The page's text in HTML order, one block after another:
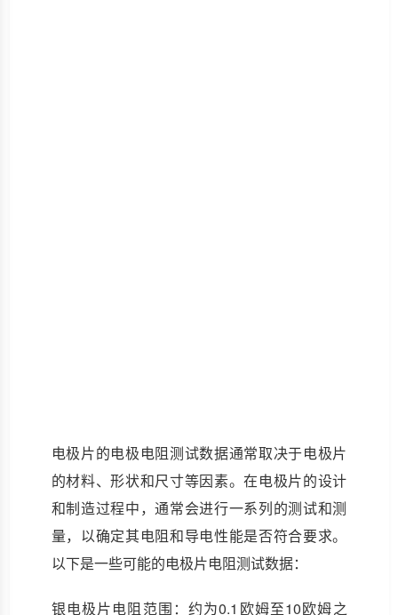
电极片的电极电阻测试数据通常取决于电极片
的材料、形状和尺寸等因素。在电极片的设计
和制造过程中，通常会进行一系列的测试和测
量，以确定其电阻和导电性能是否符合要求。
以下是一些可能的电极片电阻测试数据：
银电极片电阻范围：约为0.1欧姆至10欧姆之